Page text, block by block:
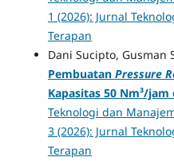
1 (2026): Jurnal
Terapan
Dani Sucipto, Gusman
Pembuatan Pressure
Kapasitas 50 Nm³/
Teknologi dan
3 (2026): Jurnal
Terapan